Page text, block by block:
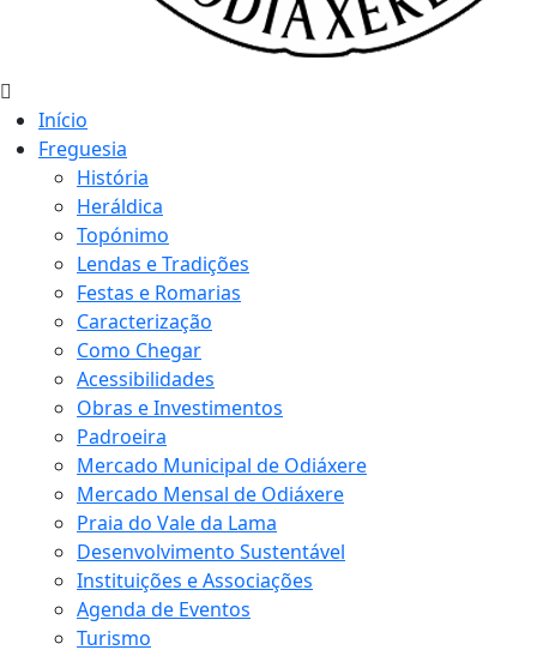
Início
Freguesia
História
Heráldica
Topónimo
Lendas e Tradições
Festas e Romarias
Caracterização
Como Chegar
Acessibilidades
Obras e Investimentos
Padroeira
Mercado Municipal de Odiáxere
Mercado Mensal de Odiáxere
Praia do Vale da Lama
Desenvolvimento Sustentável
Instituições e Associações
Agenda de Eventos
Turismo